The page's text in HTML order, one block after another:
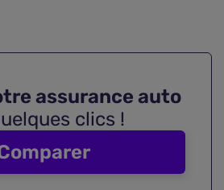
assurance auto
clics !